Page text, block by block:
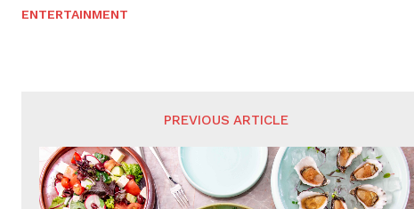
ENTERTAINMENT
PREVIOUS ARTICLE